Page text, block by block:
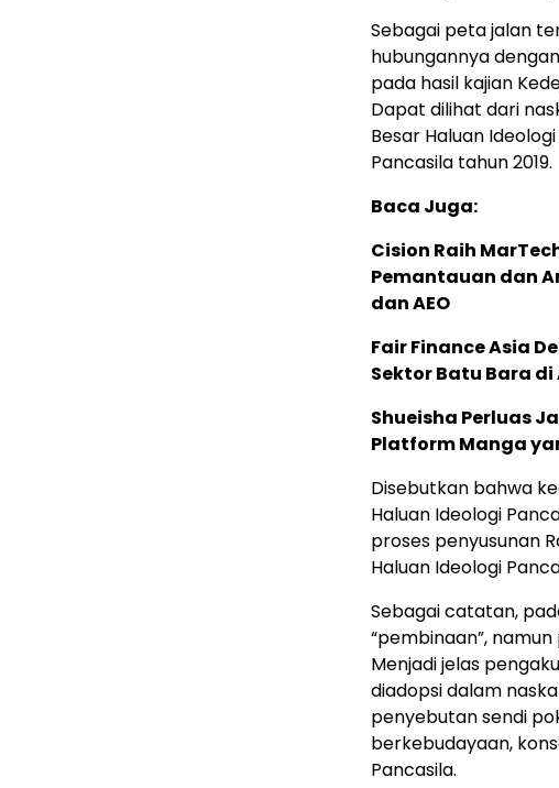
Sebagai peta jalan
hubungannya
pada hasil kajian
Dapat dilihat dari
Besar Haluan
Pancasila tahun 2019.
Baca Juga:
Cision Raih
Pemantauan dan
dan AEO
Fair Finance Asia
Sektor Batu Bara di
Shueisha Perluas
Platform Manga
Disebutkan bahwa
Haluan Ideologi
proses penyusunan
Haluan Ideologi
Sebagai catatan,
“pembinaan”,
Menjadi jelas
diadopsi dalam
penyebutan sendi
berkebudayaan,
Pancasila.